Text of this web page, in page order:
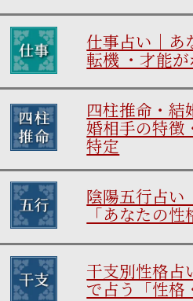
仕事占い｜あ
転機 ・才能
四柱推命・結
婚相手の特徴
特定
陰陽五行占い
「あなたの性
干支別性格占
で占う「性格